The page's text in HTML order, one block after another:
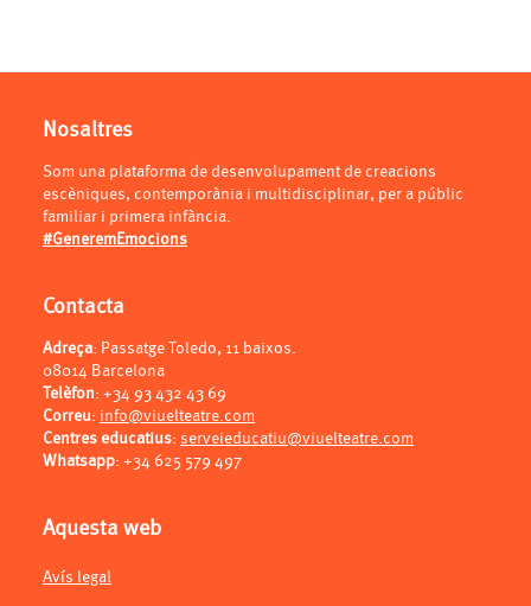
Nosaltres
Som una plataforma de desenvolupament de creacions
escèniques, contemporània i multidisciplinar, per a públic
familiar i primera infància.
#GeneremEmocions
Contacta
Adreça: Passatge Toledo, 11 baixos.
08014 Barcelona
Telèfon: +34 93 432 43 69
Correu: info@viuelteatre.com
Centres educatius: serveieducatiu@viuelteatre.com
Whatsapp: +34 625 579 497
Aquesta web
Avís legal